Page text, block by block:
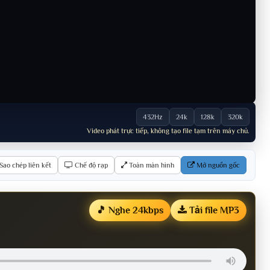
432Hz 24k 128k
320k
Video phát trực tiếp, không tạo file tạm trên máy chủ.
Sao chép liên kết Chế độ rạp Toàn màn hình Mở nguồn gốc
🎵 Nghe 24kbps Tải file MP3